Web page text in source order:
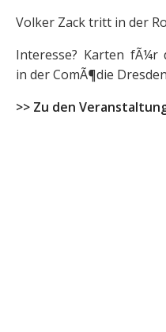
Volker Zack tritt in der
Interesse? Karten fÃ¼r
in der ComÃ¶die
>> Zu den